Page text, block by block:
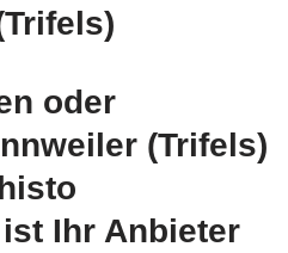
oder
(Trifels)
Ihr Anbieter